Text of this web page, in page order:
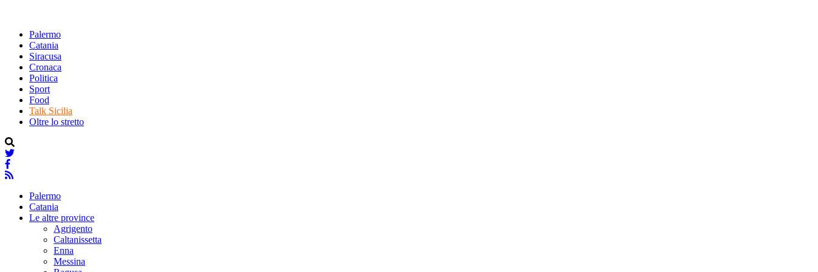
Palermo
Catania
Siracusa
Cronaca
Politica
Sport
Food
Talk Sicilia
Oltre lo stretto
Palermo
Catania
Le altre province
Agrigento
Caltanissetta
Enna
Messina